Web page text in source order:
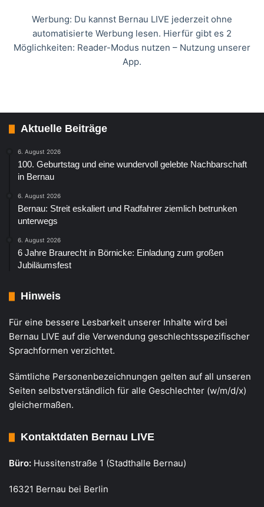
Werbung: Du kannst Bernau LIVE jederzeit ohne
automatisierte Werbung lesen. Hierfür gibt es 2
Möglichkeiten: Reader-Modus nutzen – Nutzung unserer
App.
Aktuelle Beiträge
6. August 2026
100. Geburtstag und eine wundervoll gelebte Nachbarschaft
in Bernau
6. August 2026
Bernau: Streit eskaliert und Radfahrer ziemlich betrunken
unterwegs
6. August 2026
6 Jahre Braurecht in Börnicke: Einladung zum großen
Jubiläumsfest
Hinweis
Für eine bessere Lesbarkeit unserer Inhalte wird bei
Bernau LIVE auf die Verwendung geschlechtsspezifischer
Sprachformen verzichtet.
Sämtliche Personenbezeichnungen gelten auf all unseren
Seiten selbstverständlich für alle Geschlechter (w/m/d/x)
gleichermaßen.
Kontaktdaten Bernau LIVE
Büro: Hussitenstraße 1 (Stadthalle Bernau)
16321 Bernau bei Berlin